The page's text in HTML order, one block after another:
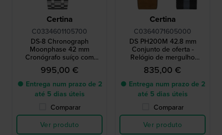
Certina
C0334601105700
DS-8 Chronograph
Moonphase 42 mm
Cronógrafo suíço com
fases da lua
995,00 €
● Entrega num prazo de 2
até 5 dias úteis
Comparar
Ver produto
Certina
C0364071605000
DS PH200M 42.8 mm
Conjunto de oferta -
Relógio de mergulho
automático com bracelete
NATO extra numa caixa
resistente à água
835,00 €
● Entrega num prazo de 2
até 5 dias úteis
Comparar
Ver produto